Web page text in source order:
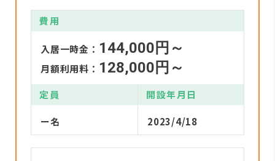
費用
入居一時金： 144,000円～
月額利用料： 128,000円～
定員 開設年月日
ー名 2023/4/18